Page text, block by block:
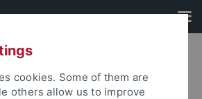
cookies. Some of them are
others allow us to improve